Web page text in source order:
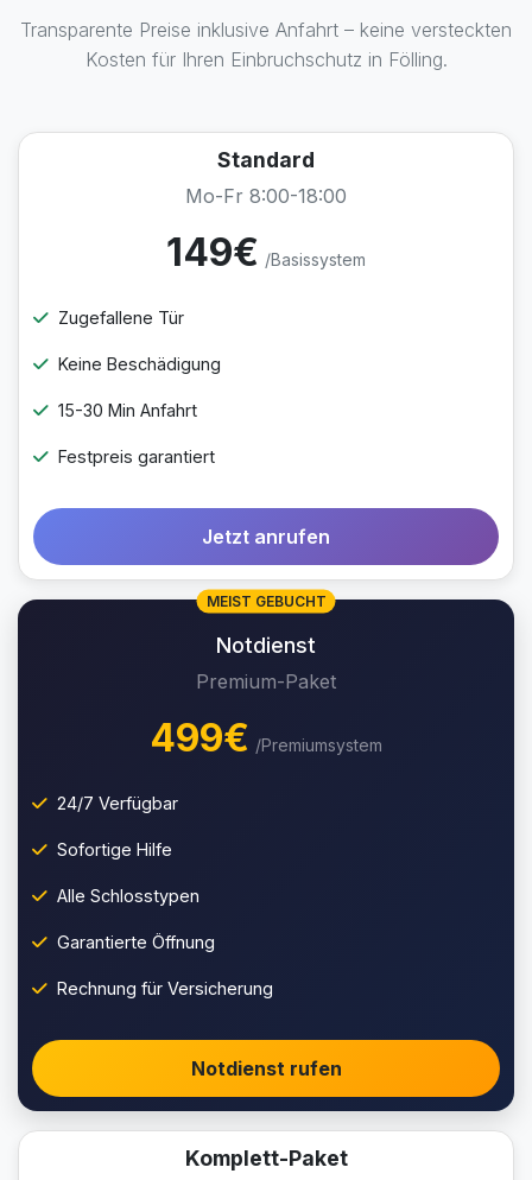
Transparente Preise inklusive Anfahrt – keine versteckten
Kosten für Ihren Einbruchschutz in Fölling.
Standard
Mo-Fr 8:00-18:00
149€ /Basissystem
Zugefallene Tür
Keine Beschädigung
15-30 Min Anfahrt
Festpreis garantiert
Jetzt anrufen
MEIST GEBUCHT
Notdienst
Premium-Paket
499€ /Premiumsystem
24/7 Verfügbar
Sofortige Hilfe
Alle Schlosstypen
Garantierte Öffnung
Rechnung für Versicherung
Notdienst rufen
Komplett-Paket